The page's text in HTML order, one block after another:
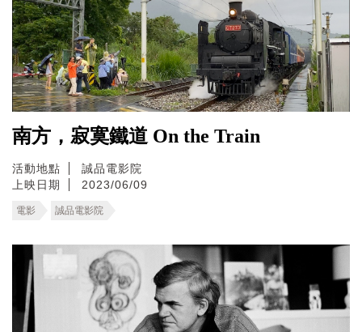
南方，寂寞鐵道 On the Train
活動地點
誠品電影院
上映日期
2023/06/09
電影 誠品電影院